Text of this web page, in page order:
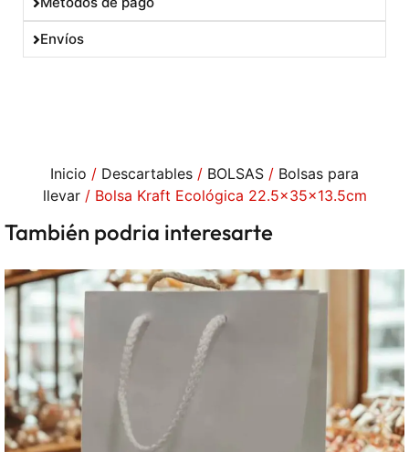
Envíos
Inicio / Descartables / BOLSAS / Bolsas para
llevar/ Bolsa Kraft Ecológica 22.5x35x13.5cm
También podria interesarte